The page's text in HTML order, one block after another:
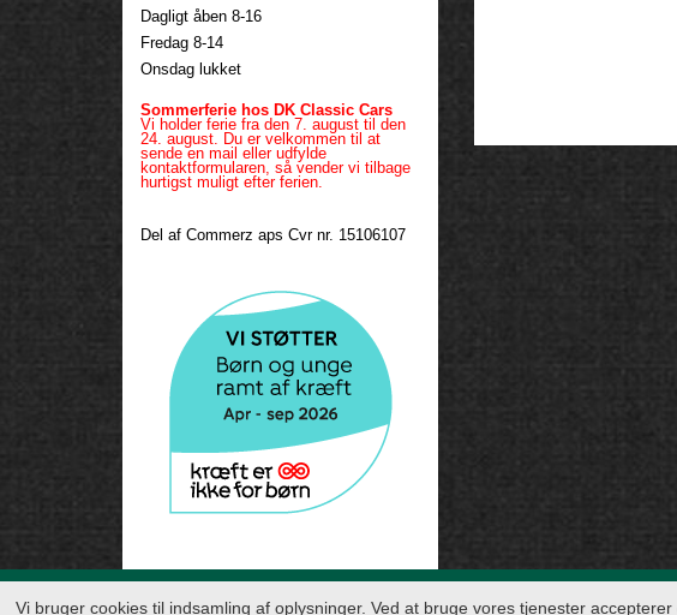
Dagligt åben 8-16
Fredag 8-14
Onsdag lukket
Sommerferie hos DK Classic Cars
Vi holder ferie fra den 7. august til den
24. august. Du er velkommen til at
sende en mail eller udfylde
kontaktformularen, så vender vi tilbage
hurtigst muligt efter ferien.
Del af Commerz aps Cvr nr. 15106107
© 2026
Vi bruger cookies til indsamling af oplysninger. Ved at bruge vores tjenester